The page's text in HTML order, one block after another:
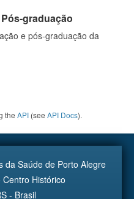
graduação
e pós-graduação da
the API (see API Docs).
da Saúde de Porto Alegre
Histórico
- Brasil